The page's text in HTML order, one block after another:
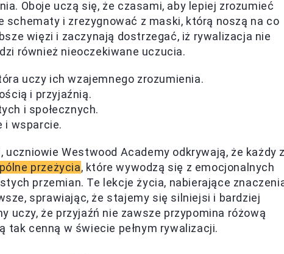
Oboje uczą się, że czasami, aby lepiej zrozumieć
i zrezygnować z maski, którą noszą na co
więzi i zaczynają dostrzegać, iż rywalizacja nie
również nieoczekiwane uczucia.
uczy ich wzajemnego zrozumienia.
i przyjaźnią.
i społecznych.
i wsparcie.
uczniowie Westwood Academy odkrywają, że każdy
przeżycia, które wywodzą się z emocjonalnych
przemian. Te lekcje życia, nabierające
sprawiając, że stajemy się silniejsi i bardziej
uczy, że przyjaźń nie zawsze przypomina różową
tak cenną w świecie pełnym rywalizacji.